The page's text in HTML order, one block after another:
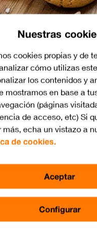
Nuestras
cookies propias y de
cómo utilizas
los contenidos y
mostramos en base a
(páginas
de acceso, etc) Si
más, echa un vistazo a
de cookies.
Configurar
Aceptar